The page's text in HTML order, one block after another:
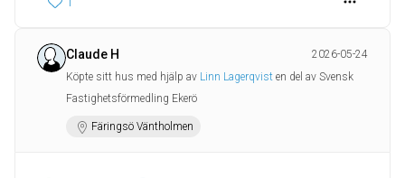
Claude H
2026-05-24
Köpte sitt hus med hjälp av Linn Lagerqvist en del av Svensk
Fastighetsförmedling Ekerö
Färingsö Väntholmen